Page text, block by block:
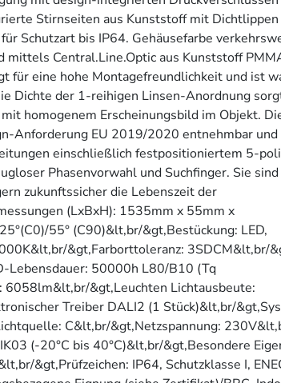
Stirnseiten aus Kunststoff mit
Schutzart bis IP64. Gehäusefarbe
Central.Line.Optic aus Kunststoff
für eine hohe Montagefreundlichkeit und ist
Dichte der 1-reihigen Linsen-Anordnung
homogenem Erscheinungsbild im Objekt.
Anforderung EU 2019/2020 entnehmbar
einschließlich festpositioniertem 5-
Phasenvorwahl und Suchfinger. Sie sind
zukunftssicher die Lebenszeit der
(LxBxH): 1535mm x 55mm x
55° (C90)&lt,br/&gt,Bestückung: LED,
&gt,Farborttoleranz: 3SDCM&lt,br/
Lebensdauer: 50000h L80/B10 (Tq
&gt,Leuchten Lichtausbeute:
Treiber DALI2 (1 Stück)&lt,br/
C&lt,br/&gt,Netzspannung:
(-20°C bis 40°C)&lt,br/&gt,Besondere
&gt,Prüfzeichen: IP64, Schutzklasse I,